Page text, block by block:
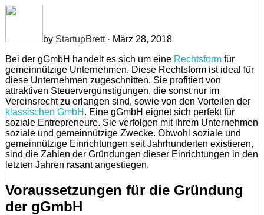
by StartupBrett· März 28, 2018
Bei der gGmbH handelt es sich um eine Rechtsform für
gemeinnützige Unternehmen. Diese Rechtsform ist ideal für
diese Unternehmen zugeschnitten. Sie profitiert von
attraktiven Steuervergünstigungen, die sonst nur im
Vereinsrecht zu erlangen sind, sowie von den Vorteilen der
klassischen GmbH . Eine gGmbH eignet sich perfekt für
soziale Entrepreneure. Sie verfolgen mit ihrem Unternehmen
soziale und gemeinnützige Zwecke. Obwohl soziale und
gemeinnützige Einrichtungen seit Jahrhunderten existieren,
sind die Zahlen der Gründungen dieser Einrichtungen in den
letzten Jahren rasant angestiegen.
Voraussetzungen für die Gründung
der gGmbH